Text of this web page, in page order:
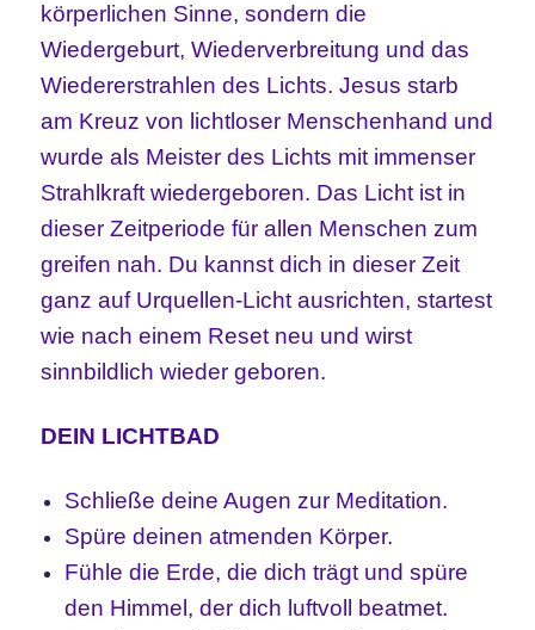
körperlichen Sinne, sondern die
Wiedergeburt, Wiederverbreitung und das
Wiedererstrahlen des Lichts. Jesus starb
am Kreuz von lichtloser Menschenhand und
wurde als Meister des Lichts mit immenser
Strahlkraft wiedergeboren. Das Licht ist in
dieser Zeitperiode für allen Menschen zum
greifen nah. Du kannst dich in dieser Zeit
ganz auf Urquellen-Licht ausrichten, startest
wie nach einem Reset neu und wirst
sinnbildlich wieder geboren.
DEIN LICHTBAD
Schließe deine Augen zur Meditation.
Spüre deinen atmenden Körper.
Fühle die Erde, die dich trägt und spüre
den Himmel, der dich luftvoll beatmet.